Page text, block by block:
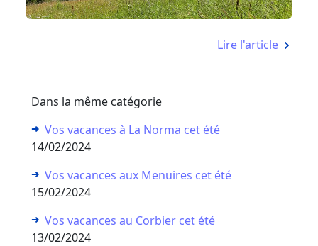
Lire l'article
Dans la même catégorie
Vos vacances à La Norma cet été
14/02/2024
Vos vacances aux Menuires cet été
15/02/2024
Vos vacances au Corbier cet été
13/02/2024